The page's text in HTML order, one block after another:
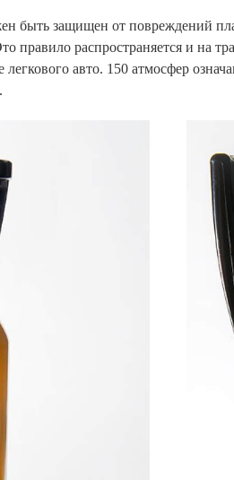
быть защищен от повреждений
правило распространяется и на
авто. 150 атмосфер